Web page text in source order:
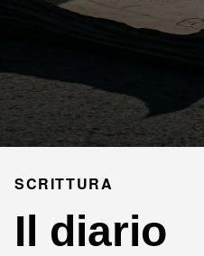
SCRITTURA
Il diario